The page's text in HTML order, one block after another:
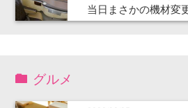
当日まさかの機材変
グルメ